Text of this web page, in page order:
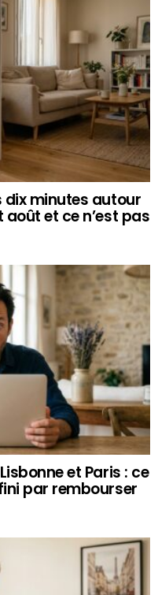
dix minutes autour
et ce n’est pas
et Paris : ce
par rembourser